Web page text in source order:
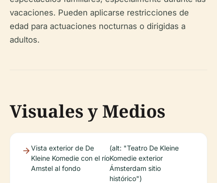
vacaciones. Pueden aplicarse restricciones de
edad para actuaciones nocturnas o dirigidas a
adultos.
Visuales y Medios
Vista exterior de De
Kleine Komedie con el río
Amstel al fondo
(alt: "Teatro De Kleine
Komedie exterior
Ámsterdam sitio
histórico")